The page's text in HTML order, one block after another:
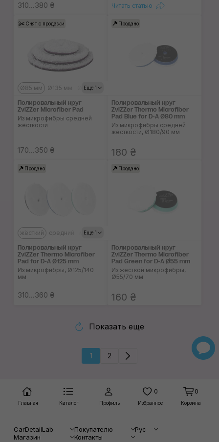
310...380 ₴ Читать статью
Снят с продажи
Еще 1
Ø85 мм Ø135 мм Ø155 мм
Полировальный круг
ZviZZer Microfiber Pad
Из микрофибры средней
жёсткости
170...350 ₴
Продано
Полировальный круг
ZviZZer Thermo Microfiber
Pad Blue for D-A Ø80 mm
Из микрофибры средней
жёсткости, Ø180/90 мм
180 ₴
Продано
Еще 1
жёсткий средний мягкий
Полировальный круг
ZviZZer Thermo Microfiber
Pad for D-A Ø125 mm
Из микрофибры, Ø125/140
мм
310...360 ₴
Продано
Полировальный круг
ZviZZer Thermo Microfiber
Pad Green for D-A Ø55 mm
Из жёсткой микрофибры,
Ø55/70 мм
160 ₴
Показать еще
1 2
Главная Каталог Профиль
0
Избранное
0
Корзина
CarDetailLab Покупателю
Рус
Магазин
Контакты